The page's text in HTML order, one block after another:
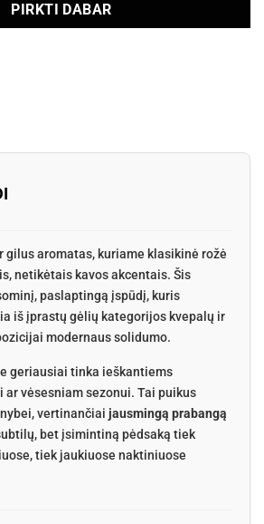
PIRKTI DABAR
gilus aromatas, kuriame klasikinė rožė
netikėtais kavos akcentais. Šis
paslaptingą įspūdį, kuris
iš įprastų gėlių kategorijos kvepalų ir
modernaus solidumo.
geriausiai tinka ieškantiems
ar vėsesniam sezonui. Tai puikus
vertinančiai jausmingą prabangą
bet įsimintiną pėdsaką tiek
tiek jaukiuose naktiniuose